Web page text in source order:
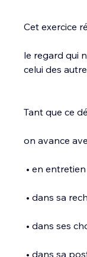
Cet exercice
le regard qui
celui des
Tant que ce
on avance
• en entretien
• dans sa
• dans ses
• dans sa